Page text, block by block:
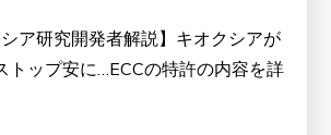
シア研究開発者解説】キオクシアが
トップ安に…ECCの特許の内容を詳